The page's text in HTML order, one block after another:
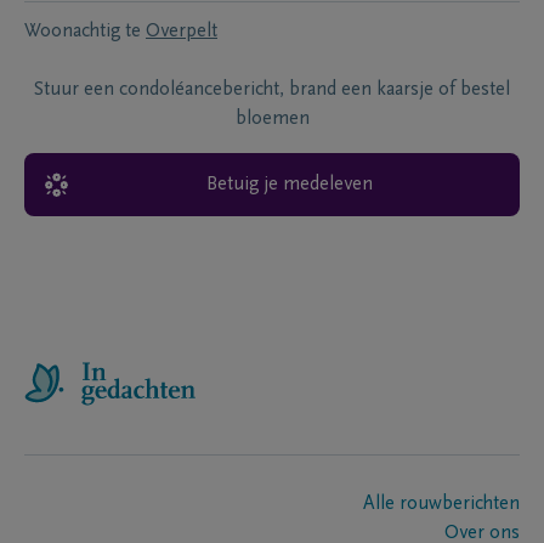
Woonachtig te Overpelt
Stuur een condoléancebericht, brand een kaarsje of bestel
bloemen
Betuig je medeleven
Alle rouwberichten
Over ons